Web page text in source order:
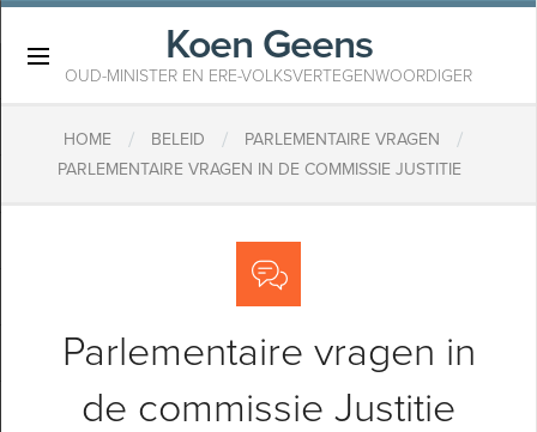
Koen Geens
OUD-MINISTER EN ERE-VOLKSVERTEGENWOORDIGER
HOME / BELEID / PARLEMENTAIRE VRAGEN /
PARLEMENTAIRE VRAGEN IN DE COMMISSIE JUSTITIE
Parlementaire vragen in
de commissie Justitie